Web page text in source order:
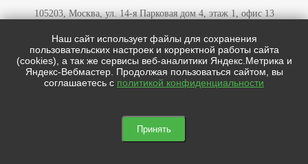
цотипи.рф © 2026
105203, Москва, ул. 14-я Парковая дом 4, этаж 1, офис 13
+7 (495)646 03 57
+7 (800)707 57 72
cotipi@yandex.ru
Мы в соц сетях:

Наш сайт использует файлы для сохранения
пользовательских настроек и корректной работы сайта
(cookies), а так же сервисы веб-аналитики Яндекс.Метрика и
Яндекс-Вебмастер. Продолжая пользоваться сайтом, вы
соглашаетесь с политикой конфиденциальности
Принять